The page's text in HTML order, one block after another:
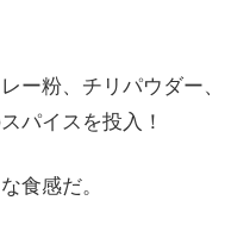
ー粉、チリパウダー
パイスを投入！
食感だ。